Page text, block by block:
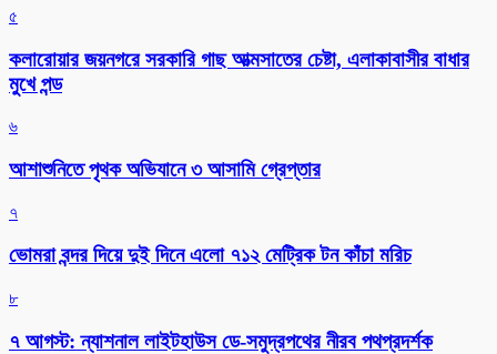
৫
কলারোয়ার জয়নগরে সরকারি গাছ আত্মসাতের চেষ্টা, এলাকাবাসীর বাধার
মুখে পন্ড
৬
আশাশুনিতে পৃথক অভিযানে ৩ আসামি গ্রেপ্তার
৭
ভোমরা বন্দর দিয়ে দুই দিনে এলো ৭১২ মেট্রিক টন কাঁচা মরিচ
৮
৭ আগস্ট: ন্যাশনাল লাইটহাউস ডে-সমুদ্রপথের নীরব পথপ্রদর্শক